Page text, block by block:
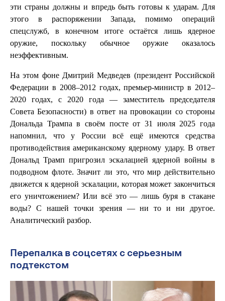
эти страны должны и впредь быть готовы к ударам. Для
этого в распоряжении Запада, помимо операций
спецслужб, в конечном итоге остаётся лишь ядерное
оружие, поскольку обычное оружие оказалось
неэффективным.
На этом фоне Дмитрий Медведев (президент Российской
Федерации в 2008–2012 годах, премьер-министр в 2012–
2020 годах, с 2020 года — заместитель председателя
Совета Безопасности) в ответ на провокации со стороны
Дональда Трампа в своём посте от 31 июля 2025 года
напомнил, что у России всё ещё имеются средства
противодействия американскому ядерному удару. В ответ
Дональд Трамп пригрозил эскалацией ядерной войны в
подводном флоте. Значит ли это, что мир действительно
движется к ядерной эскалации, которая может закончиться
его уничтожением? Или всё это — лишь буря в стакане
воды? С нашей точки зрения — ни то и ни другое.
Аналитический разбор.
Перепалка в соцсетях с серьезным
подтекстом